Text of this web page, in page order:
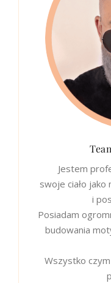
Jestem
swoje ciało
i
Posiadam
budowania
Wszystko